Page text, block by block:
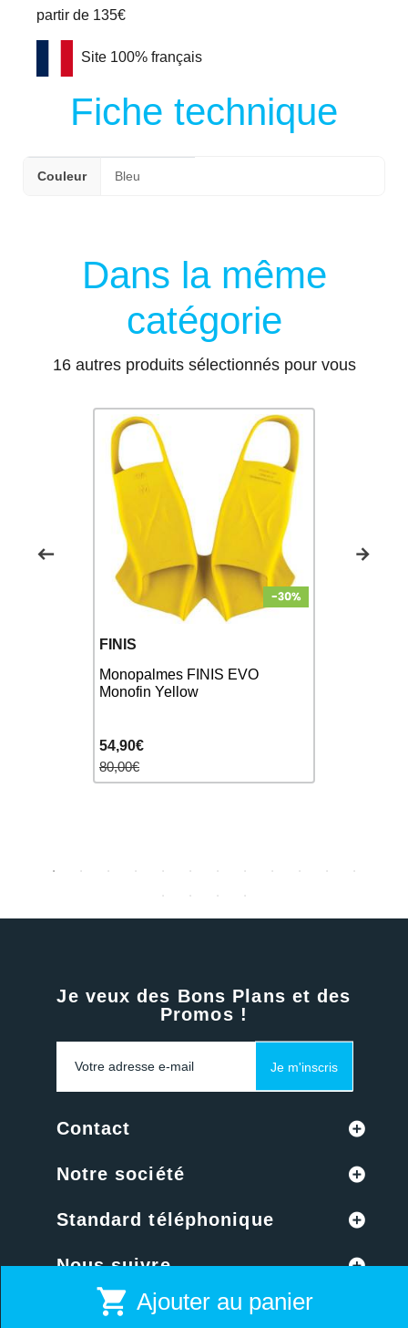
shopping_cart Ajouter au panier
partir de 135€
Site 100% français
Fiche technique
Couleur Bleu
Dans la même
catégorie
16 autres produits sélectionnés pour vous
FINIS
Monopalmes FINIS EVO
Monofin Yellow
54,90€
80,00€
Je veux des Bons Plans et des
Promos !
Je m'inscris
Contact
Notre société
Standard téléphonique
Nous suivre